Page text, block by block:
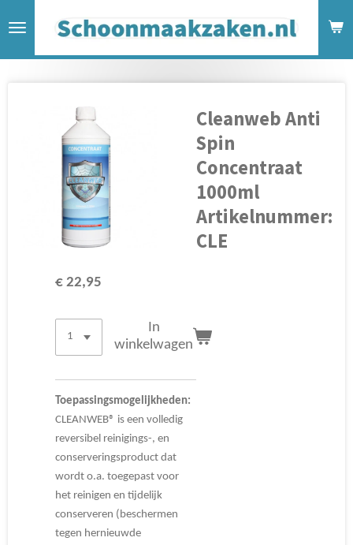
direct
Cleanweb Anti
Spin
Concentraat
1000ml
Artikelnummer:
CLE
€ 22,95
In
winkelwagen
Toepassingsmogelijkheden:
CLEANWEB® is een volledig
reversibel reinigings-, en
conserveringsproduct dat
wordt o.a. toegepast voor
het reinigen en tijdelijk
conserveren (beschermen
tegen hernieuwde